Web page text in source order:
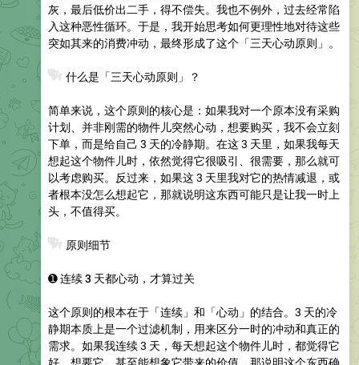
灰，最后低价出二手，得不偿失。我也不例外，过去经常陷
入这种恶性循环。于是，我开始思考如何更理性地对待这些
突如其来的消费冲动，最终形成了这个「三天心动原则」。
什么是「三天心动原则」？
简单来说，这个原则的核心是：如果我对一个原本没有采购
计划、并非刚需的物件儿突然心动，想要购买，我不会立刻
下单，而是给自己 3 天的冷静期。在这 3 天里，如果我每天
想起这个物件儿时，依然觉得它很吸引、很需要，那么就可
以考虑购买。反过来，如果这 3 天里我对它的热情减退，或
者根本没怎么想起它，那就说明这东西可能只是让我一时上
头，不值得买。
原则细节
➊连续 3 天都心动，才算过关
这个原则的根本在于「连续」和「心动」的结合。3 天的冷
静期本质上是一个过滤机制，用来区分一时的冲动和真正的
需求。如果我连续 3 天，每天想起这个物件儿时，都觉得它
好、想要它、甚至能想象它带来的价值，那说明这个东西确